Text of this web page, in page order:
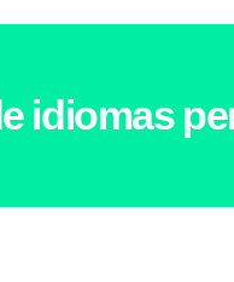
idiomas